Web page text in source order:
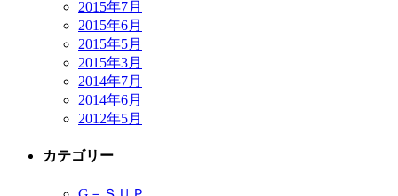
2015年7月
2015年6月
2015年5月
2015年3月
2014年7月
2014年6月
2012年5月
カテゴリー